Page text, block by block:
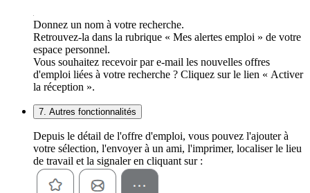
Donnez un nom à votre recherche.
Retrouvez-la dans la rubrique « Mes alertes emploi » de votre
espace personnel.
Vous souhaitez recevoir par e-mail les nouvelles offres
d'emploi liées à votre recherche ? Cliquez sur le lien « Activer
la réception ».
7. Autres fonctionnalités
Depuis le détail de l'offre d'emploi, vous pouvez l'ajouter à
votre sélection, l'envoyer à un ami, l'imprimer, localiser le lieu
de travail et la signaler en cliquant sur :